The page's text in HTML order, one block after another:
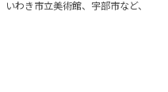
わき市立美術館、宇部市など、